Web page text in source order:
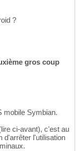
?
gros coup
mobile Symbian.
ci-avant), c'est au
d'arrêter l'utilisation